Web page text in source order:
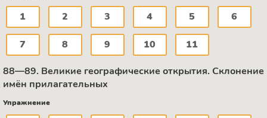
1 2 3 4 5 6
7 8 9 10 11
88—89. Великие географические открытия. Склонение
имён прилагательных
Упражнение